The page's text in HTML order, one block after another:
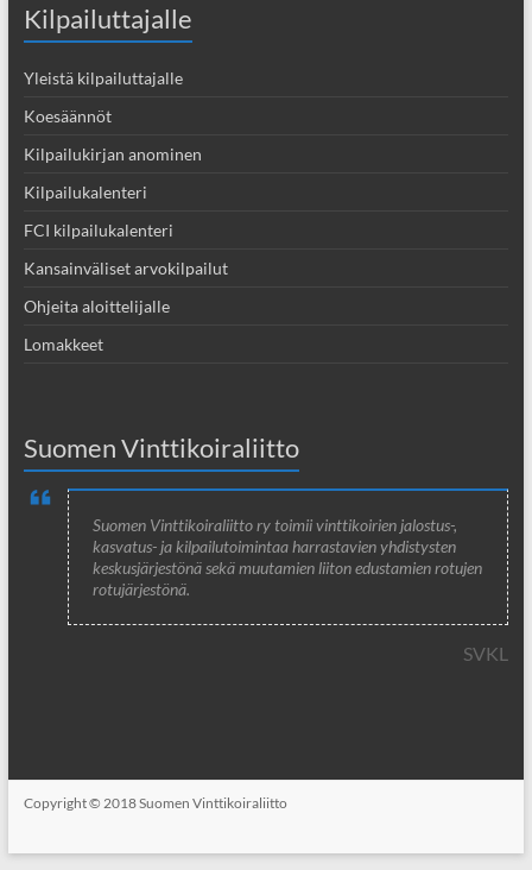
Kilpailuttajalle
Yleistä kilpailuttajalle
Koesäännöt
Kilpailukirjan anominen
Kilpailukalenteri
FCI kilpailukalenteri
Kansainväliset arvokilpailut
Ohjeita aloittelijalle
Lomakkeet
Suomen Vinttikoiraliitto
Suomen Vinttikoiraliitto ry toimii vinttikoirien jalostus-,
kasvatus- ja kilpailutoimintaa harrastavien yhdistysten
keskusjärjestönä sekä muutamien liiton edustamien rotujen
rotujärjestönä.
SVKL